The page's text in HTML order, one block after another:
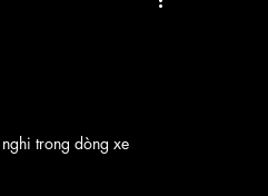
trong dòng xe